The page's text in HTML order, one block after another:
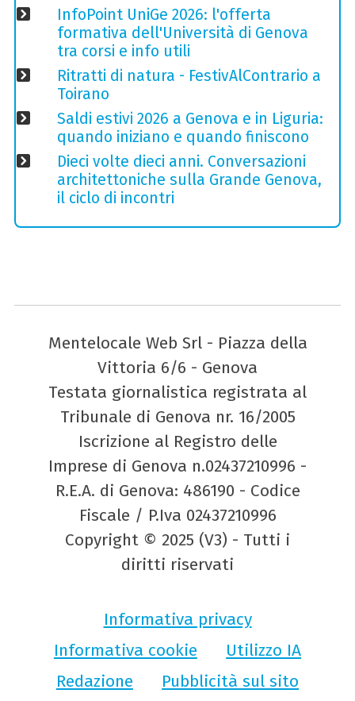
InfoPoint UniGe 2026: l'offerta
formativa dell'Università di Genova
tra corsi e info utili
Ritratti di natura - FestivAlContrario a
Toirano
Saldi estivi 2026 a Genova e in Liguria:
quando iniziano e quando finiscono
Dieci volte dieci anni. Conversazioni
architettoniche sulla Grande Genova,
il ciclo di incontri
Mentelocale Web Srl - Piazza della
Vittoria 6/6 - Genova
Testata giornalistica registrata al
Tribunale di Genova nr. 16/2005
Iscrizione al Registro delle
Imprese di Genova n.02437210996 -
R.E.A. di Genova: 486190 - Codice
Fiscale / P.Iva 02437210996
Copyright © 2025 (V3) - Tutti i
diritti riservati
Informativa privacy
Informativa cookie
Utilizzo IA
Redazione
Pubblicità sul sito